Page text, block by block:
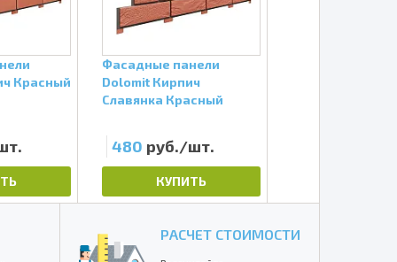
Красный
Фасадные панели
Dolomit Кирпич
Славянка Красный
480 руб./шт.
КУПИТЬ
РАСЧЕТ СТОИМОСТИ